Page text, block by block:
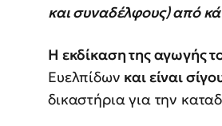
και συναδέλφους) από
Η εκδίκαση της αγωγής
Ευελπίδων και είναι
δικαστήρια για την